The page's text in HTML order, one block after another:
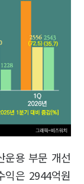
운용 부문 개선
익은 2944억원